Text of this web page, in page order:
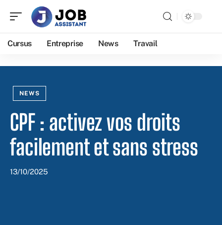
Cursus Entreprise News Travail
NEWS
CPF : activez vos droits
facilement et sans stress
13/10/2025